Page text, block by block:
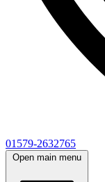
01579-2632765
Open main menu